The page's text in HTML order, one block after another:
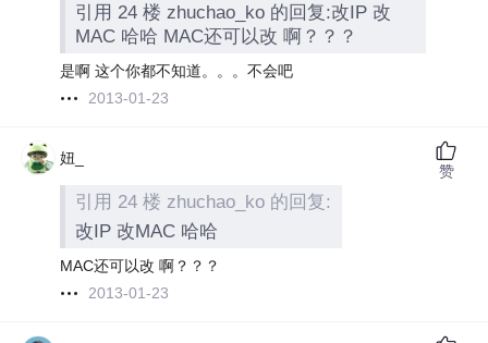
引用 24 楼 zhuchao_ko 的回复:改IP 改
MAC 哈哈 MAC还可以改 啊？？？
是啊 这个你都不知道。。。不会吧
2013-01-23
妞_
引用 24 楼 zhuchao_ko 的回复:
改IP 改MAC 哈哈
MAC还可以改 啊？？？
2013-01-23
赞